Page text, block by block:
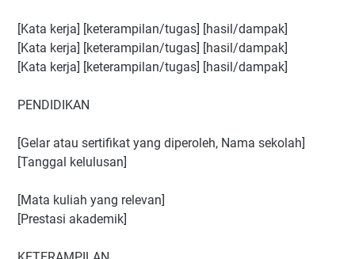
[Kata kerja] [keterampilan/tugas] [hasil/dampak]
[Kata kerja] [keterampilan/tugas] [hasil/dampak]
[Kata kerja] [keterampilan/tugas] [hasil/dampak]
PENDIDIKAN
[Gelar atau sertifikat yang diperoleh, Nama sekolah]
[Tanggal kelulusan]
[Mata kuliah yang relevan]
[Prestasi akademik]